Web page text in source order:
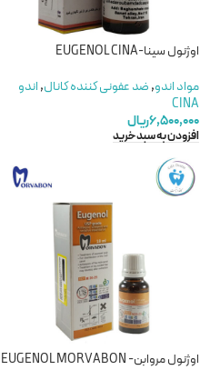
اوژنول سینا-EUGENOL CINA
مواد اندو,ضد عفونی کننده کانال,اندو
CINA
۶,۵۰۰,۰۰۰ریال
افزودن به سبد خرید
اوژنول مروابن- EUGENOL MORVABON